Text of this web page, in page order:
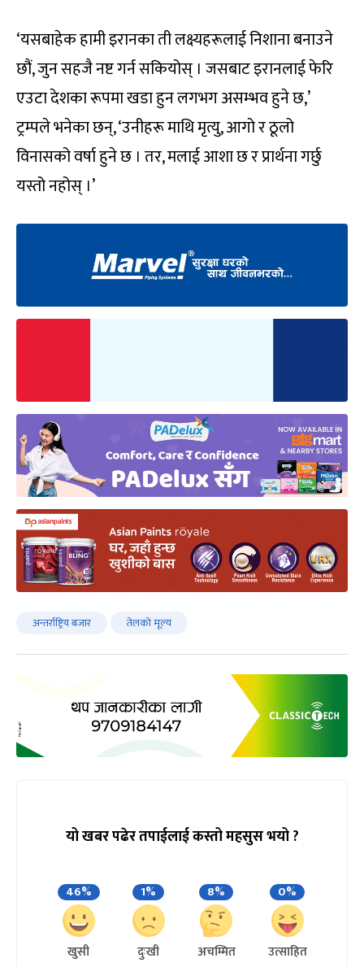
‘यसबाहेक हामी इरानका ती लक्ष्यहरूलाई निशाना बनाउने
छौं, जुन सहजै नष्ट गर्न सकियोस् । जसबाट इरानलाई फेरि
एउटा देशका रूपमा खडा हुन लगभग असम्भव हुने छ,’
ट्रम्पले भनेका छन्, ‘उनीहरू माथि मृत्यु, आगो र ठूलो
विनासको वर्षा हुने छ । तर, मलाई आशा छ र प्रार्थना गर्छु
यस्तो नहोस् ।’
अन्तर्राष्ट्रिय बजार तेलको मूल्य
यो खबर पढेर तपाईलाई कस्तो महसुस भयो ?
46%
खुसी
1%
दुःखी
8%
अचम्मित
0%
उत्साहित